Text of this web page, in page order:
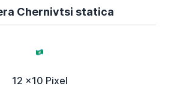
Chernivtsi statica
12 x10 Pixel